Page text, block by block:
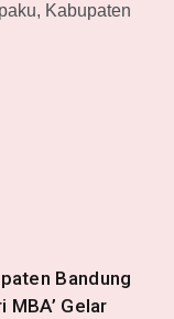
Kabupaten
Bandung
MBA’ Gelar